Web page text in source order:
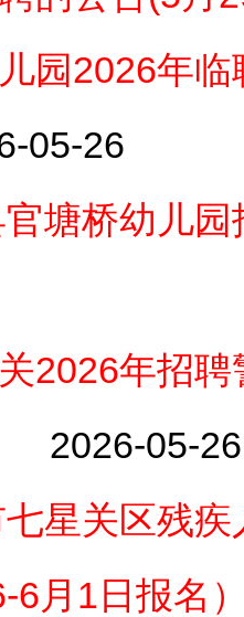
园2026年
05-26
塘桥幼儿
2026年招
2026-05-26
星关区残
6月1日报名